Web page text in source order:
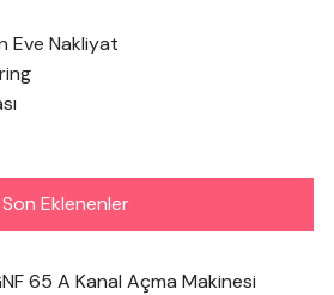
Eve Nakliyat
Son Eklenenler
65 A Kanal Açma Makinesi